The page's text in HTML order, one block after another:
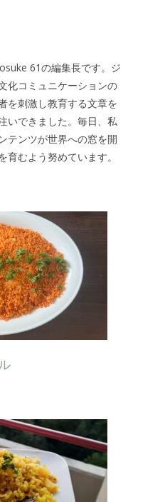
61の編集長です。ジ
化コミュニケーションの
を刺激し教育する文章を
いできました。毎日、私
テンツが世界への窓を開
育むよう努めています。